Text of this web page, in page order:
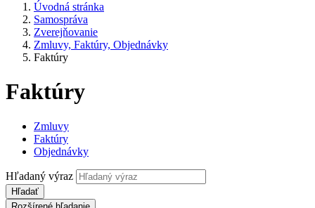
Úvodná stránka
Samospráva
Zverejňovanie
Zmluvy, Faktúry, Objednávky
Faktúry
Faktúry
Zmluvy
Faktúry
Objednávky
Hľadaný výraz
Hľadať